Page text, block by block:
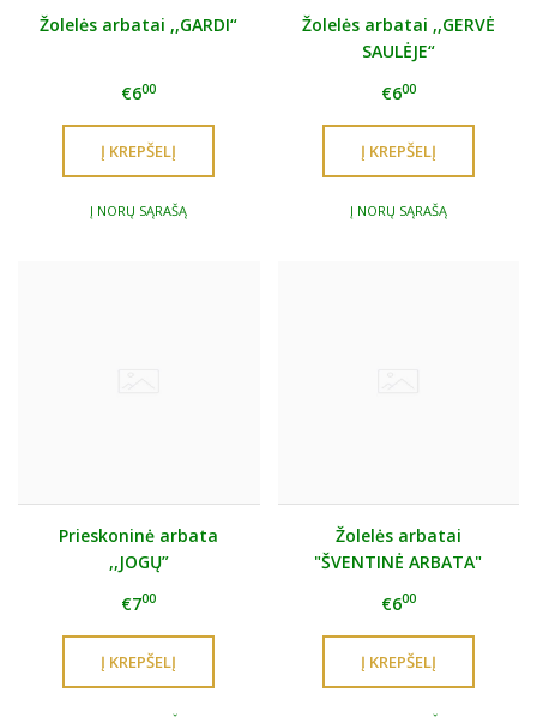
Žolelės arbatai ,,GARDI“
€600
Į NORŲ SĄRAŠĄ
Žolelės arbatai ,,GERVĖ
SAULĖJE“
€600
Į NORŲ SĄRAŠĄ
Prieskoninė arbata
,,JOGŲ”
€700
Žolelės arbatai
"ŠVENTINĖ ARBATA"
€600